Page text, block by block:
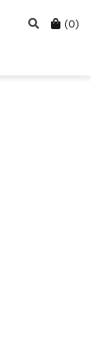
Search Cart
(0)